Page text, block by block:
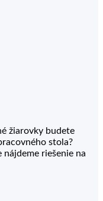
žiarovky budete
stola?
riešenie na